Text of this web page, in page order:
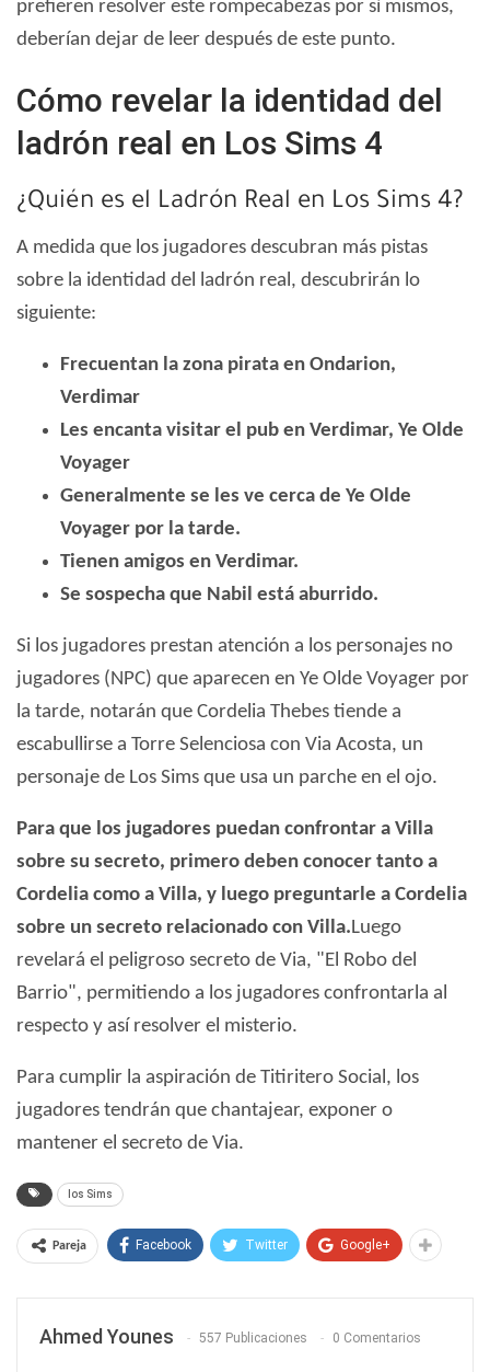
prefieren resolver este rompecabezas por sí mismos,
deberían dejar de leer después de este punto.
Cómo revelar la identidad del
ladrón real en Los Sims 4
¿Quién es el Ladrón Real en Los Sims 4?
A medida que los jugadores descubran más pistas
sobre la identidad del ladrón real, descubrirán lo
siguiente:
Frecuentan la zona pirata en Ondarion,
Verdimar
Les encanta visitar el pub en Verdimar, Ye Olde
Voyager
Generalmente se les ve cerca de Ye Olde
Voyager por la tarde.
Tienen amigos en Verdimar.
Se sospecha que Nabil está aburrido.
Si los jugadores prestan atención a los personajes no
jugadores (NPC) que aparecen en Ye Olde Voyager por
la tarde, notarán que Cordelia Thebes tiende a
escabullirse a Torre Selenciosa con Via Acosta, un
personaje de Los Sims que usa un parche en el ojo.
Para que los jugadores puedan confrontar a Villa
sobre su secreto, primero deben conocer tanto a
Cordelia como a Villa, y luego preguntarle a Cordelia
sobre un secreto relacionado con Villa.Luego
revelará el peligroso secreto de Via, "El Robo del
Barrio", permitiendo a los jugadores confrontarla al
respecto y así resolver el misterio.
Para cumplir la aspiración de Titiritero Social, los
jugadores tendrán que chantajear, exponer o
mantener el secreto de Via.
los Sims
Pareja Facebook Twitter Google+
Ahmed Younes 557 Publicaciones 0 Comentarios